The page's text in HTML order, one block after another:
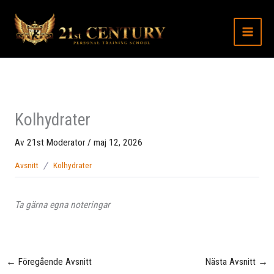
innehåll
Kolhydrater
Av 21st Moderator/ maj 12, 2026
Avsnitt Kolhydrater
Ta gärna egna noteringar
← Föregående Avsnitt Nästa Avsnitt →